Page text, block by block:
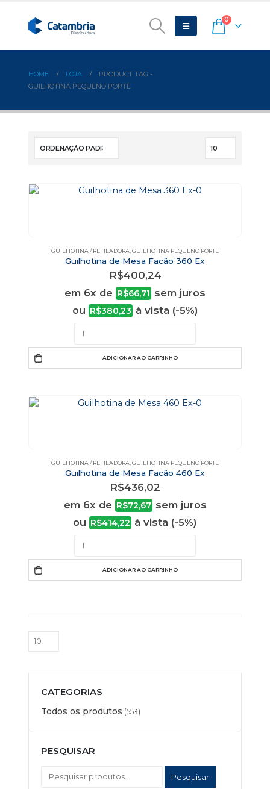
0
HOME LOJA
PRODUCT TAG -
GUILHOTINA PEQUENO PORTE
GUILHOTINA / REFILADORA GUILHOTINA PEQUENO PORTE
Guilhotina de Mesa Facão 360 Ex
R$400,24
em 6x de R$66,71 sem juros
ou R$380,23 à vista (-5%)
ADICIONAR AO CARRINHO
GUILHOTINA / REFILADORA,GUILHOTINA PEQUENO PORTE
Guilhotina de Mesa Facão 460 Ex
R$436,02
em 6x de R$72,67 sem juros
ou R$414,22 à vista (-5%)
ADICIONAR AO CARRINHO
CATEGORIAS
Todos os produtos (553)
PESQUISAR
Pesquisar